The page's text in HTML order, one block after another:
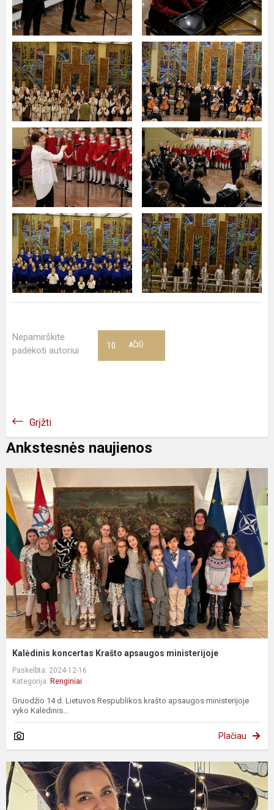
Nepamirškite
padėkoti autoriui
AČIŪ
10
Grįžti
Ankstesnės naujienos
Kalėdinis koncertas Krašto apsaugos ministerijoje
Paskelbta: 2024-12-16
Kategorija: Renginiai
Gruodžio 14 d. Lietuvos Respublikos krašto apsaugos ministerijoje
vyko Kalėdinis...
Plačiau